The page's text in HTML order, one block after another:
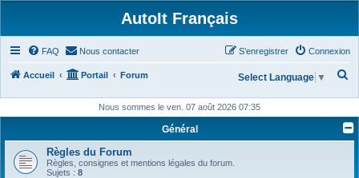
AutoIt Français
FAQ Nous contacter Connexion
S’enregistrer
Accueil Portail Forum
h
Select Language ▼
Nous sommes le ven. 07 août 2026 07:35
Général
Règles du Forum
Règles, consignes et mentions légales du forum.
Sujets : 8